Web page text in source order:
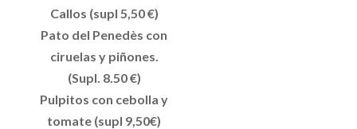
Callos (supl 5,50 €)
Pato del Penedès con
ciruelas y piñones.
(Supl. 8.50 €)
Pulpitos con cebolla y
tomate (supl 9,50€)